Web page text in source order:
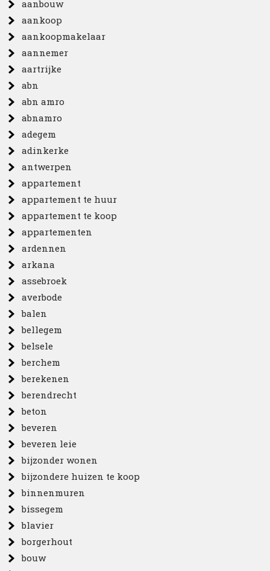
aanbouw
aankoop
aankoopmakelaar
aannemer
aartrijke
abn
abn amro
abnamro
adegem
adinkerke
antwerpen
appartement
appartement te huur
appartement te koop
appartementen
ardennen
arkana
assebroek
averbode
balen
bellegem
belsele
berchem
berekenen
berendrecht
beton
beveren
beveren leie
bijzonder wonen
bijzondere huizen te koop
binnenmuren
bissegem
blavier
borgerhout
bouw